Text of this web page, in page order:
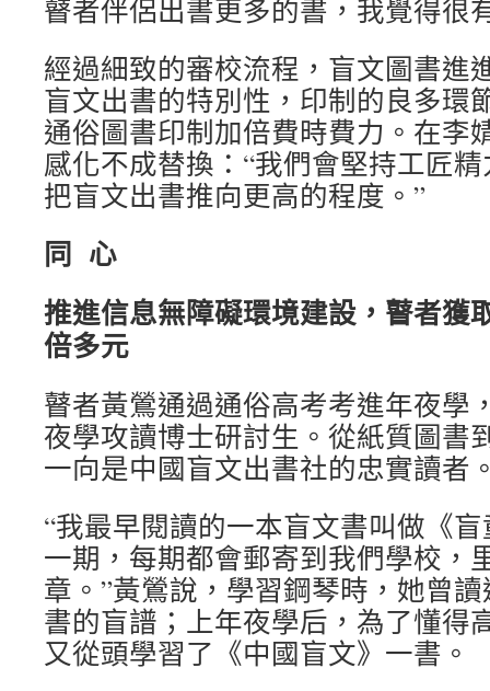
瞽者伴侶出書更多的書，我覺得很
經過細致的審校流程，盲文圖書進
盲文出書的特別性，印制的良多環
通俗圖書印制加倍費時費力。在李
感化不成替換：“我們會堅持工匠
把盲文出書推向更高的程度。”
同 心
推進信息無障礙環境建設，瞽者獲
倍多元
瞽者黃鶯通過通俗高考考進年夜學
夜學攻讀博士研討生。從紙質圖書
一向是中國盲文出書社的忠實讀者
“我最早閱讀的一本盲文書叫做《
一期，每期都會郵寄到我們學校，
章。”黃鶯說，學習鋼琴時，她曾
書的盲譜；上年夜學后，為了懂得
又從頭學習了《中國盲文》一書。